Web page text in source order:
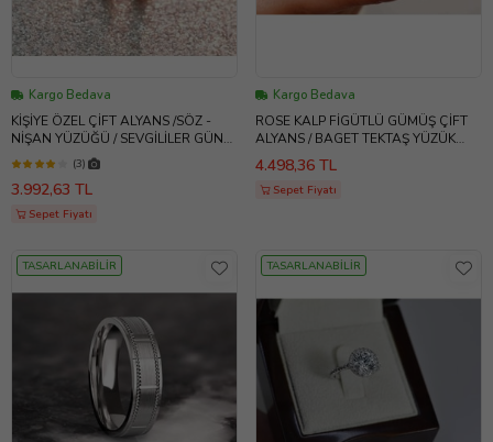
Kargo Bedava
KİŞİYE ÖZEL ÇİFT ALYANS /SÖZ -
NİŞAN YÜZÜĞÜ / SEVGİLİLER GÜNÜ
/ TEKTAŞ YÜZÜK HEDİYESİ VAR /
ATS121
(3)
3.992,63 TL
Sepet Fiyatı
Kargo Bedava
ROSE KALP FİGÜTLÜ GÜMÜŞ ÇİFT
ALYANS / BAGET TEKTAŞ YÜZÜK
HEDİYELİ / SEVGİLİLER GÜNÜ
4.498,36 TL
Sepet Fiyatı
TASARLANABİLİR TASARLANABİLİR